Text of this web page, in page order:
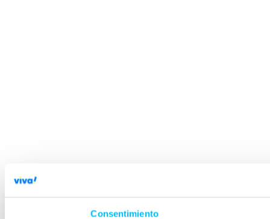
Consentimiento